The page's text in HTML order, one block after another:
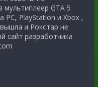
GTA 5
PC, PlayStation и Xbox ,
и Рокстар не
сайт разработчика